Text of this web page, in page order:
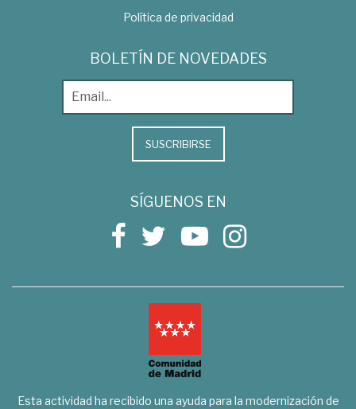
Política de privacidad
BOLETÍN DE NOVEDADES
SUSCRIBIRSE
SÍGUENOS EN
Esta actividad ha recibido una ayuda para la modernización de